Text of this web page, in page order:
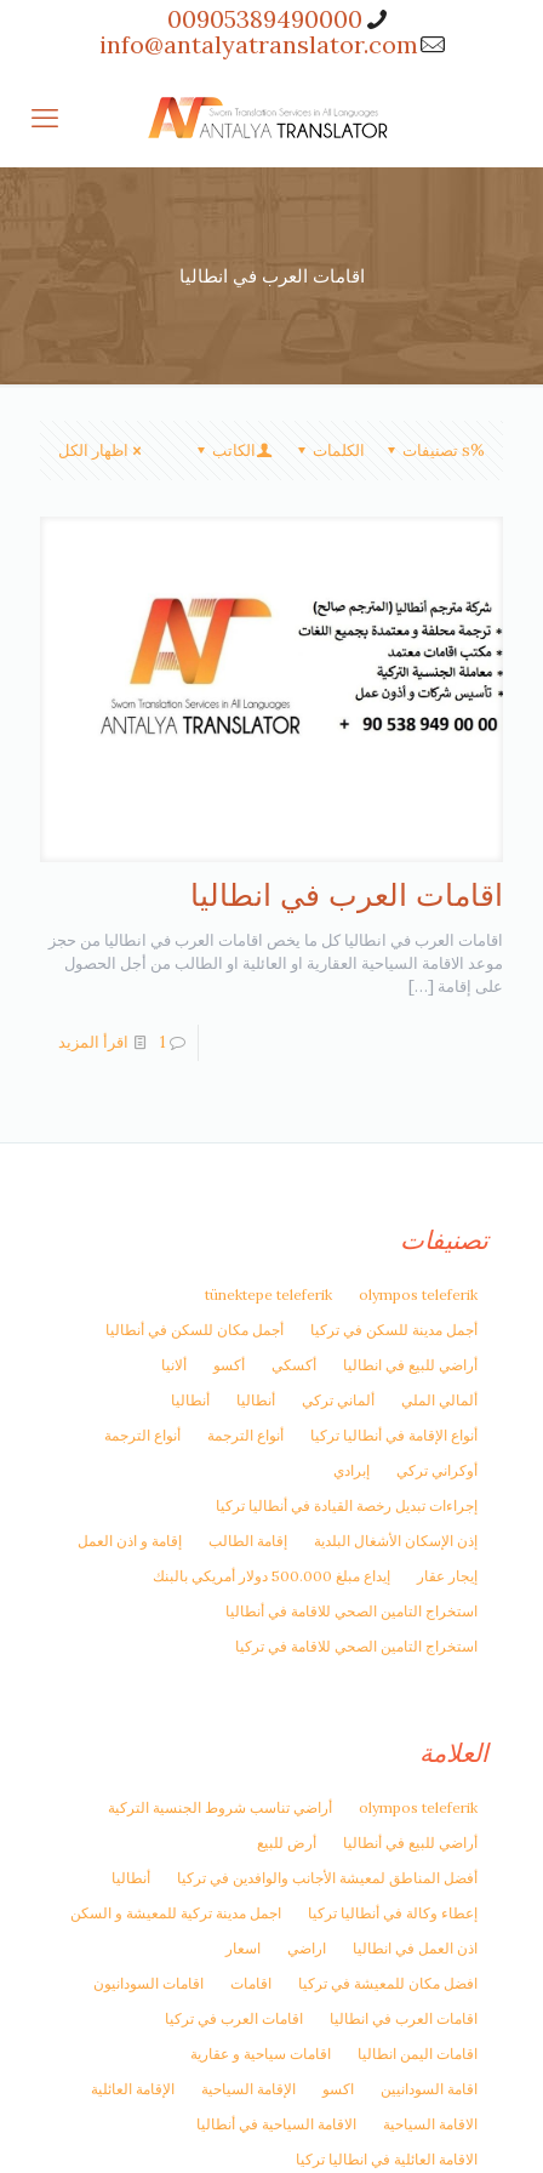
00905389490000
info@antalyatranslator.com
اقامات العرب في انطاليا
%s تصنيفات الكلمات الكاتب اظهار الكل
اقامات العرب في انطاليا
اقامات العرب في انطاليا كل ما يخص اقامات العرب في انطاليا من حجز
موعد الاقامة السياحية العقارية او العائلية او الطالب من أجل الحصول
على إقامة […]
1 اقرأ المزيد
تصنيفات
olympos teleferik
tünektepe teleferik
أجمل مدينة للسكن في تركيا
أجمل مكان للسكن في أنطاليا
أراضي للبيع في انطاليا
أكسكي أكسو
ألانيا
ألمالي الملي
ألماني تركي أنطاليا
أنطاليا
أنواع الإقامة في أنطاليا تركيا
أنواع الترجمة
أنواع الترجمة
أوكراني تركي
إبرادي
إجراءات تبديل رخصة القيادة في أنطاليا تركيا
إذن الإسكان الأشغال البلدية
إقامة الطالب
إقامة و اذن العمل
إيجار عقار
إيداع مبلغ 500.000 دولار أمريكي بالبنك
استخراج التامين الصحي للاقامة في أنطاليا
استخراج التامين الصحي للاقامة في تركيا
العلامة
olympos teleferik
أراضي تناسب شروط الجنسية التركية
أراضي للبيع في أنطاليا
أرض للبيع
أفضل المناطق لمعيشة الأجانب والوافدين في تركيا
أنطاليا
إعطاء وكالة في أنطاليا تركيا
اجمل مدينة تركية للمعيشة و السكن
اذن العمل في انطاليا
اراضي
اسعار
افضل مكان للمعيشة في تركيا
اقامات
اقامات السودانيون
اقامات العرب في انطاليا
اقامات العرب في تركيا
اقامات اليمن انطاليا
اقامات سياحية و عقارية
اقامة السودانيين
اكسو الإقامة السياحية
الإقامة العائلية
الاقامة السياحية
الاقامة السياحية في أنطاليا
الاقامة العائلية في انطاليا تركيا